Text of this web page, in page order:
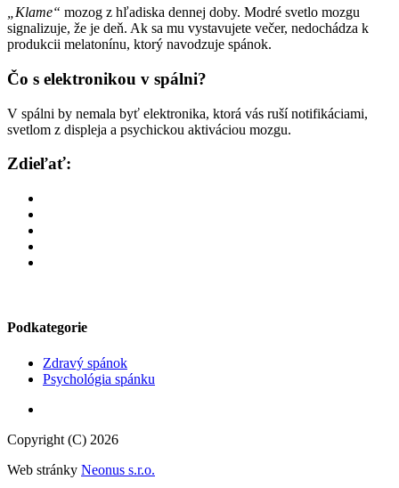
„Klame“ mozog z hľadiska dennej doby. Modré svetlo mozgu
signalizuje, že je deň. Ak sa mu vystavujete večer, nedochádza k
produkcii melatonínu, ktorý navodzuje spánok.
Čo s elektronikou v spálni?
V spálni by nemala byť elektronika, ktorá vás ruší notifikáciami,
svetlom z displeja a psychickou aktiváciou mozgu.
Zdieľať:
Podkategorie
Zdravý spánok
Psychológia spánku
Copyright (C) 2026
Web stránky Neonus s.r.o.